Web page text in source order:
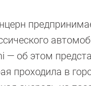
— об этом
проходила в